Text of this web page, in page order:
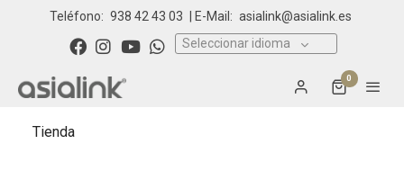
Teléfono: 938 42 43 03 | E-Mail: asialink@asialink.es
Seleccionar idioma
0
Tienda